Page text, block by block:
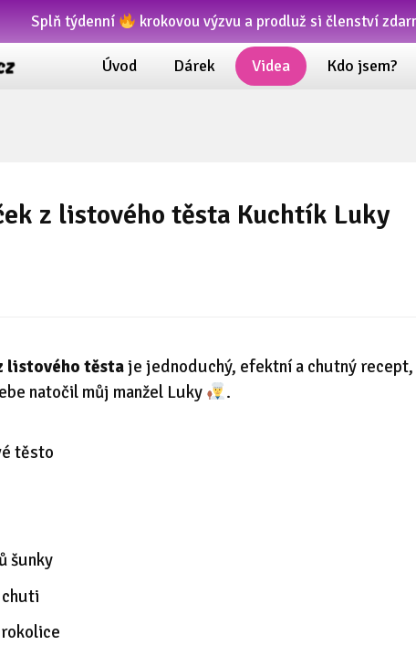
Splň týdenní krokovou výzvu a prodluž si členství
Úvod Dárek Videa Kdo jsem?
z listového těsta Kuchtík Luky
listového těstaje jednoduchý, efektní a chutný
natočil můj manžel Luky
.
těsto
šunky